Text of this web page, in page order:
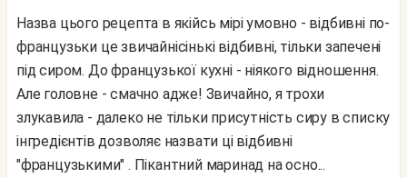
Назва цього рецепта в якійсь мірі умовно - відбивні по-
французьки це звичайнісінькі відбивні, тільки запечені
під сиром. До французької кухні - ніякого відношення.
Але головне - смачно адже! Звичайно, я трохи
злукавила - далеко не тільки присутність сиру в списку
інгредієнтів дозволяє назвати ці відбивні
"французькими" . Пікантний маринад на осно...